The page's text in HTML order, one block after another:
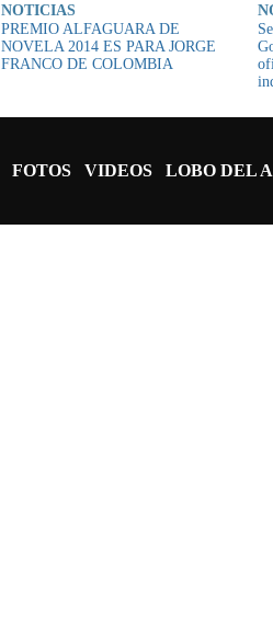
NOTICIAS
PREMIO ALFAGUARA DE
NOVELA 2014 ES PARA JORGE
FRANCO DE COLOMBIA
FOTOS VIDEOS LOBO DEL